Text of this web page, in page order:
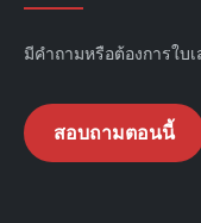
มีคำถามหรือต้องการใบ
สอบถามตอนนี้